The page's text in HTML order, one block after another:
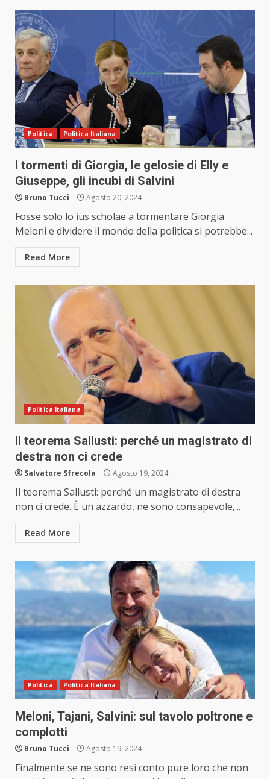
Politica Politica Italiana
I tormenti di Giorgia, le gelosie di Elly e
Giuseppe, gli incubi di Salvini
Bruno Tucci Agosto 20, 2024
Fosse solo lo ius scholae a tormentare Giorgia
Meloni e dividere il mondo della politica si potrebbe...
Read More
Politica Italiana
Il teorema Sallusti: perché un magistrato di
destra non ci crede
Salvatore Sfrecola Agosto 19, 2024
Il teorema Sallusti: perché un magistrato di destra
non ci crede. È un azzardo, ne sono consapevole,...
Read More
Politica Politica Italiana
Meloni, Tajani, Salvini: sul tavolo poltrone e
complotti
Bruno Tucci Agosto 19, 2024
Finalmente se ne sono resi conto pure loro che non